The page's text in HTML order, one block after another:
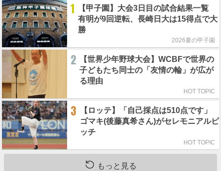
1
【甲子園】大会3日目の試合結果一覧
有明が9回逆転、長崎日大は15得点で大
勝
2026夏の甲子園
2
【世界少年野球大会】WCBFで世界の
子どもたち同士の「友情の輪」が広が
る理由
HOT TOPIC
3
【ロッテ】「自己採点は510点です」
ゴマキ(後藤真希さん)がセレモニアルピ
ッチ
HOT TOPIC
もっと見る